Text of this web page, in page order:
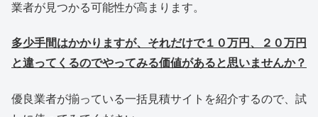
業者が見つかる可能性が高まります。
多少手間はかかりますが、それだけで１０万円、２０万円
と違ってくるのでやってみる価値があると思いませんか？
優良業者が揃っている一括見積サイトを紹介するので、試